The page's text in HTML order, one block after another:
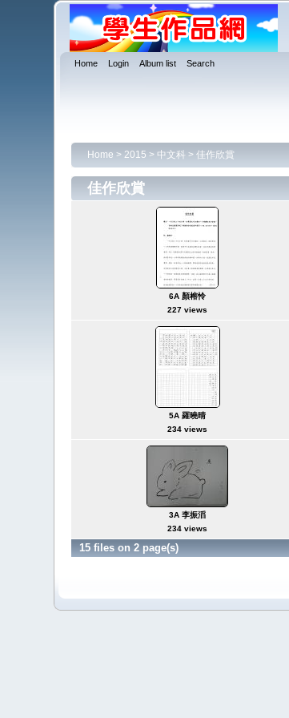
Home Login Album list Search
Home > 2015 > 中文科> 佳作欣賞
佳作欣賞
6A 顏榕怜
227 views
5A 羅曉晴
234 views
3A 李振滔
234 views
15 files on 2 page(s)